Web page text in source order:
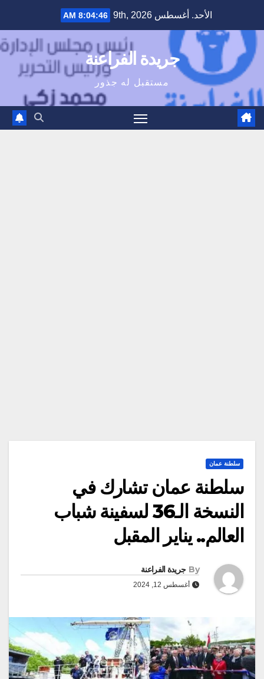
content
الأحد. أغسطس 9th, 2026 8:04:47 AM
جريدة الفراعنة
مستقبل له جذور
سلطنة عمان
سلطنة عمان تشارك في
النسخة الـ36 لسفينة شباب
العالم.. يناير المقبل
By جريدة الفراعنة
أغسطس 12, 2024